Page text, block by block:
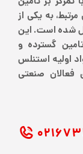
به یکی از
شده است. این
گسترده و
اولیه استنلس
فعالان صنعتی